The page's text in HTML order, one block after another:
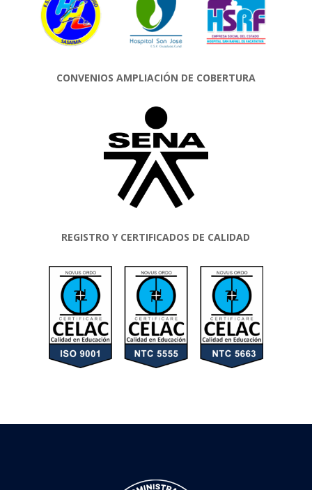
CONVENIOS AMPLIACIÓN DE COBERTURA
REGISTRO Y CERTIFICADOS DE CALIDAD